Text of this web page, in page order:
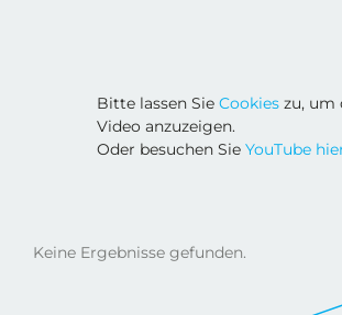
Bitte lassen SieCookies zu, um
Video anzuzeigen.
Oder besuchen SieYouTube
Keine Ergebnisse gefunden.